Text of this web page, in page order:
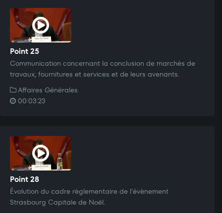
Point 25
Communication concernant la conclusion de marchés de
travaux, fournitures et services et de leurs avenants.
Affaires Générales
00:03:23
Point 28
Évolution du cadre règlementaire de l'évènement
Strasbourg Capitale de Noël.